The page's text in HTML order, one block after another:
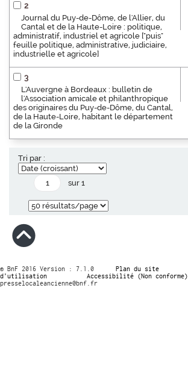
2
Journal du Puy-de-Dôme, de l'Allier, du
Cantal et de la Haute-Loire : politique,
administratif, industriel et agricole ["puis"
feuille politique, administrative, judiciaire,
industrielle et agricole]
3
L'Auvergne à Bordeaux : bulletin de
l'Association amicale et philanthropique
des originaires du Puy-de-Dôme, du Cantal,
de la Haute-Loire, habitant le département
de la Gironde
Tri par :
sur 1
© BnF 2016 Version : 7.1.0 Plan du site
d’utilisation
Accessibilité (Non conforme)
presselocaleancienne@bnf.fr